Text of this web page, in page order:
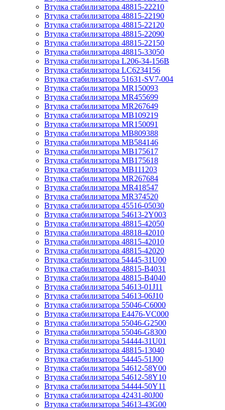
Втулка стабилизатора 48815-22210
Втулка стабилизатора 48815-22190
Втулка стабилизатора 48815-22120
Втулка стабилизатора 48815-22090
Втулка стабилизатора 48815-22150
Втулка стабилизатора 48815-33050
Втулка стабилизатора L206-34-156B
Втулка стабилизатора LC6234156
Втулка стабилизатора 51631-SV7-004
Втулка стабилизатора MR150093
Втулка стабилизатора MR455699
Втулка стабилизатора MR267649
Втулка стабилизатора MB109219
Втулка стабилизатора MR150091
Втулка стабилизатора MB809388
Втулка стабилизатора MB584146
Втулка стабилизатора MB175617
Втулка стабилизатора MB175618
Втулка стабилизатора MB111203
Втулка стабилизатора MR267684
Втулка стабилизатора MR418547
Втулка стабилизатора MR374520
Втулка стабилизатора 45516-05030
Втулка стабилизатора 54613-2Y003
Втулка стабилизатора 48815-42050
Втулка стабилизатора 48818-42010
Втулка стабилизатора 48815-42010
Втулка стабилизатора 48815-42020
Втулка стабилизатора 54445-31U00
Втулка стабилизатора 48815-B4031
Втулка стабилизатора 48815-B4040
Втулка стабилизатора 54613-01J11
Втулка стабилизатора 54613-06J10
Втулка стабилизатора 55046-C6000
Втулка стабилизатора E4476-VC000
Втулка стабилизатора 55046-G2500
Втулка стабилизатора 55046-G8300
Втулка стабилизатора 54444-31U01
Втулка стабилизатора 48815-13040
Втулка стабилизатора 54445-51J00
Втулка стабилизатора 54612-58Y00
Втулка стабилизатора 54612-58Y10
Втулка стабилизатора 54444-50Y11
Втулка стабилизатора 42431-80J00
Втулка стабилизатора 54613-43G00